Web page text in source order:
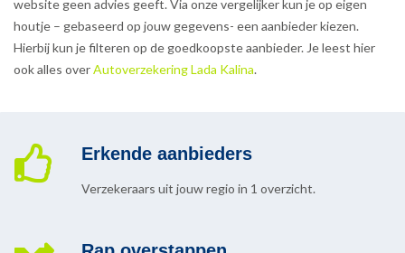
website geen advies geeft. Via onze vergelijker kun je op eigen
houtje – gebaseerd op jouw gegevens- een aanbieder kiezen.
Hierbij kun je filteren op de goedkoopste aanbieder. Je leest hier
ook alles overAutoverzekering Lada Kalina.
Erkende aanbieders
Verzekeraars uit jouw regio in 1 overzicht.